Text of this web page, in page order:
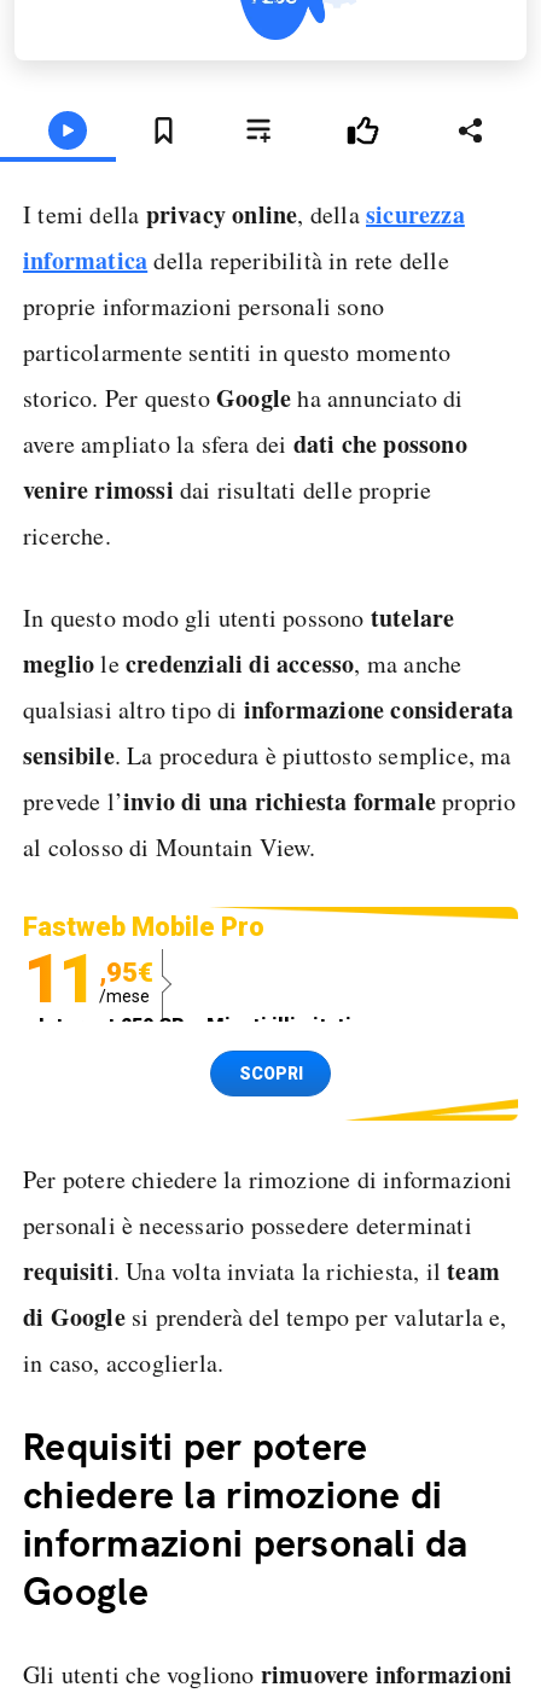
I temi della privacy online, dellasicurezza
informaticadella reperibilità in rete delle
proprie informazioni personali sono
particolarmente sentiti in questo momento
storico. Per questoGoogleha annunciato di
avere ampliato la sfera dei dati che possono
venire rimossi dai risultati delle proprie
ricerche.
In questo modo gli utenti possono tutelare
megliolecredenziali di accesso, ma anche
qualsiasi altro tipo di informazione considerata
sensibile. La procedura è piuttosto semplice, ma
prevede l’invio di una richiesta formaleproprio
al colosso di Mountain View.
Fastweb Mobile Pro
11 ,95€
/mese
Internet 250 GB e Minuti illimitati
Spedizione SIM GRATISSCOPRI
Per potere chiedere la rimozione di informazioni
personali è necessario possedere determinati
requisiti. Una volta inviata la richiesta, ilteam
di Googlesi prenderà del tempo per valutarla e,
in caso, accoglierla.
Requisiti per potere
chiedere la rimozione di
informazioni personali da
Google
Gli utenti che vogliono rimuovere informazioni